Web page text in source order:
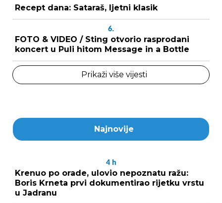
Recept dana: Sataraš, ljetni klasik
6.
FOTO & VIDEO / Sting otvorio rasprodani
koncert u Puli hitom Message in a Bottle
Prikaži više vijesti
Najnovije
4 h
Krenuo po orade, ulovio nepoznatu ražu:
Boris Krneta prvi dokumentirao rijetku vrstu
u Jadranu